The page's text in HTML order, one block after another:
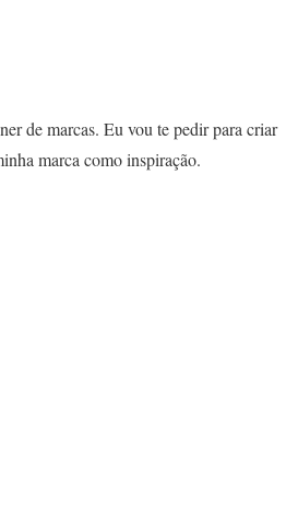
de marcas. Eu vou te pedir para criar
marca como inspiração.